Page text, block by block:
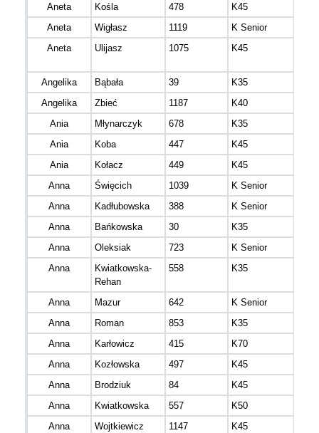
Aneta Kośla 478
K45
Aneta
Wigłasz 1119
K Senior
Aneta
Ulijasz 1075 K45
Angelika Bąbała 39
K35
Angelika
Zbieć 1187 K40
Ania
Młynarczyk 678 K35
Ania
Koba 447 K45
Ania
Kołacz 449 K45
Anna
Święcich 1039
K Senior
Anna
Kadłubowska 388
K Senior
Anna
Bańkowska 30 K35
Anna
Oleksiak 723
K Senior
Anna
Kwiatkowska-
Rehan
558 K35
Anna Mazur 642
K Senior
Anna
Roman 853 K35
Anna
Karłowicz 415
K70
Anna
Kozłowska 497
K45
Anna
Brodziuk 84 K45
Anna
Kwiatkowska 557 K50
Anna
Wojtkiewicz 1147 K45